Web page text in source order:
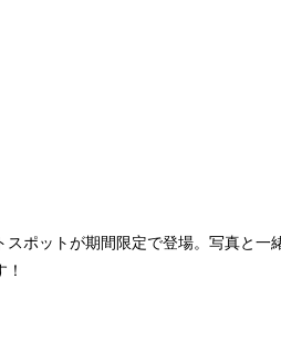
ポットが期間限定で登場。写真と一